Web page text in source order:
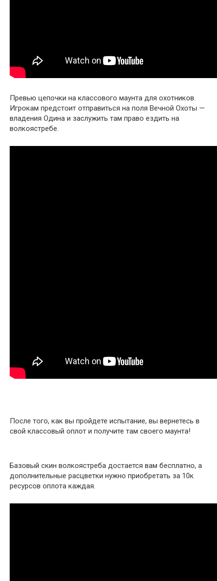
Превью цепочки на классового маунта для охотников.
Игрокам предстоит отправиться на поля Вечной Охоты —
владения Одина и заслужить там право ездить на
волкоястребе.
После того, как вы пройдете испытание, вы вернетесь в
свой классовый оплот и получите там своего маунта!
Базовый скин волкоястреба достается вам бесплатно, а
дополнительные расцветки нужно приобретать за 10к
ресурсов оплота каждая.